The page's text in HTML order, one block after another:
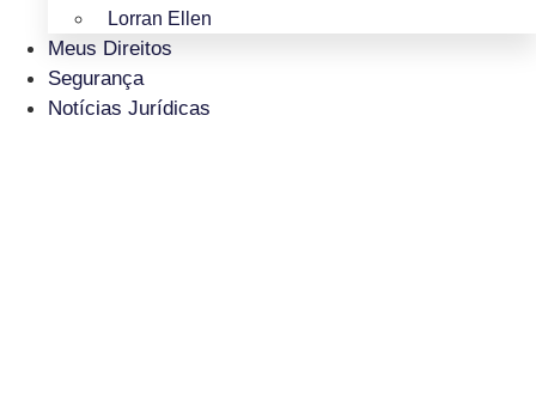
Lorran Ellen
Meus Direitos
Segurança
Notícias Jurídicas